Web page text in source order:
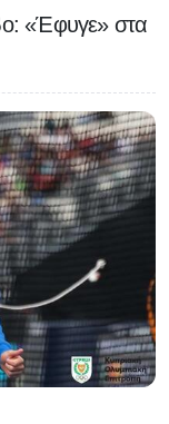
«Έφυγε» στα